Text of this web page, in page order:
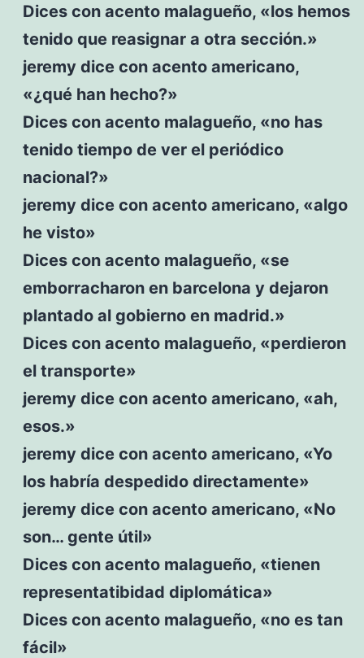
Dices con acento malagueño, «los hemos
tenido que reasignar a otra sección.»
jeremy dice con acento americano,
«¿qué han hecho?»
Dices con acento malagueño, «no has
tenido tiempo de ver el periódico
nacional?»
jeremy dice con acento americano, «algo
he visto»
Dices con acento malagueño, «se
emborracharon en barcelona y dejaron
plantado al gobierno en madrid.»
Dices con acento malagueño, «perdieron
el transporte»
jeremy dice con acento americano, «ah,
esos.»
jeremy dice con acento americano, «Yo
los habría despedido directamente»
jeremy dice con acento americano, «No
son… gente útil»
Dices con acento malagueño, «tienen
representatibidad diplomática»
Dices con acento malagueño, «no es tan
fácil»